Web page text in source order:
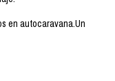
en autocaravana.Un